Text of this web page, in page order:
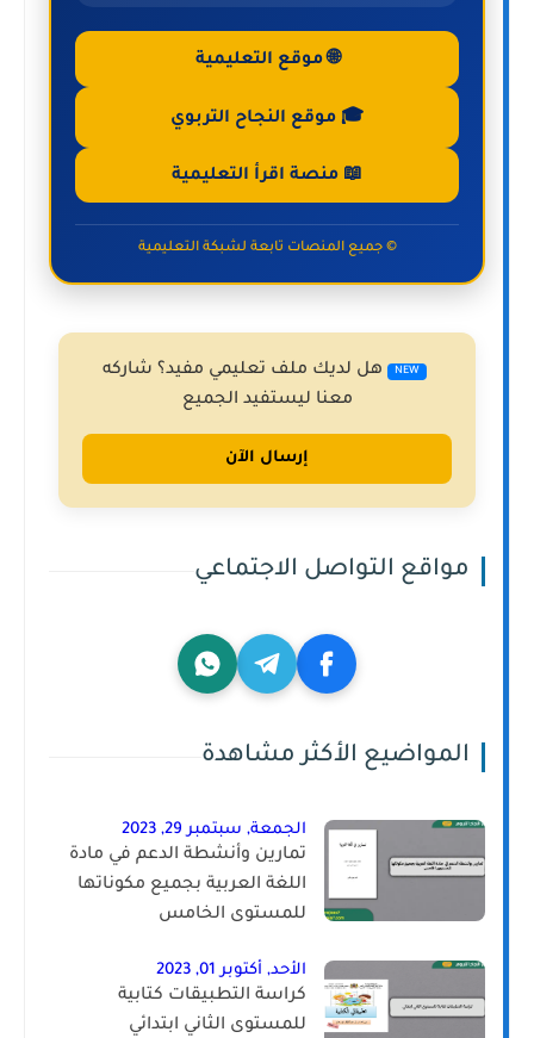
🌐 موقع التعليمية
🎓 موقع النجاح التربوي
📖 منصة اقرأ التعليمية
© جميع المنصات تابعة لشبكة التعليمية
NEW
هل لديك ملف تعليمي مفيد؟ شاركه
معنا ليستفيد الجميع
إرسال الآن
مواقع التواصل الاجتماعي
المواضيع الأكثر مشاهدة
الجمعة, سبتمبر 29, 2023
تمارين وأنشطة الدعم في مادة
اللغة العربية بجميع مكوناتها
للمستوى الخامس
الأحد, أكتوبر 01, 2023
كراسة التطبيقات كتابية
للمستوى الثاني ابتدائي